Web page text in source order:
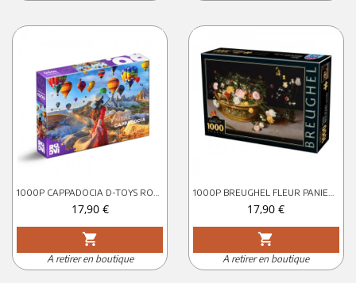
Prix
17,90 €
shopping_cart
A retirer en boutique
1000P BREUGHEL FLEUR PANIERE D-TOYS
Prix
17,90 €
shopping_cart
A retirer en boutique